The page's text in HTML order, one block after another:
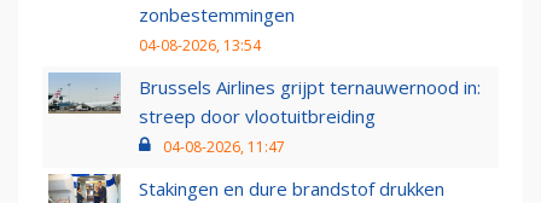
zonbestemmingen
04-08-2026, 13:54
Brussels Airlines grijpt ternauwernood in:
streep door vlootuitbreiding
04-08-2026, 11:47
Stakingen en dure brandstof drukken